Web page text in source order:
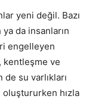
yeni değil. Bazı
da insanların
engelleyen
kentleşme ve
su varlıkları
hızla